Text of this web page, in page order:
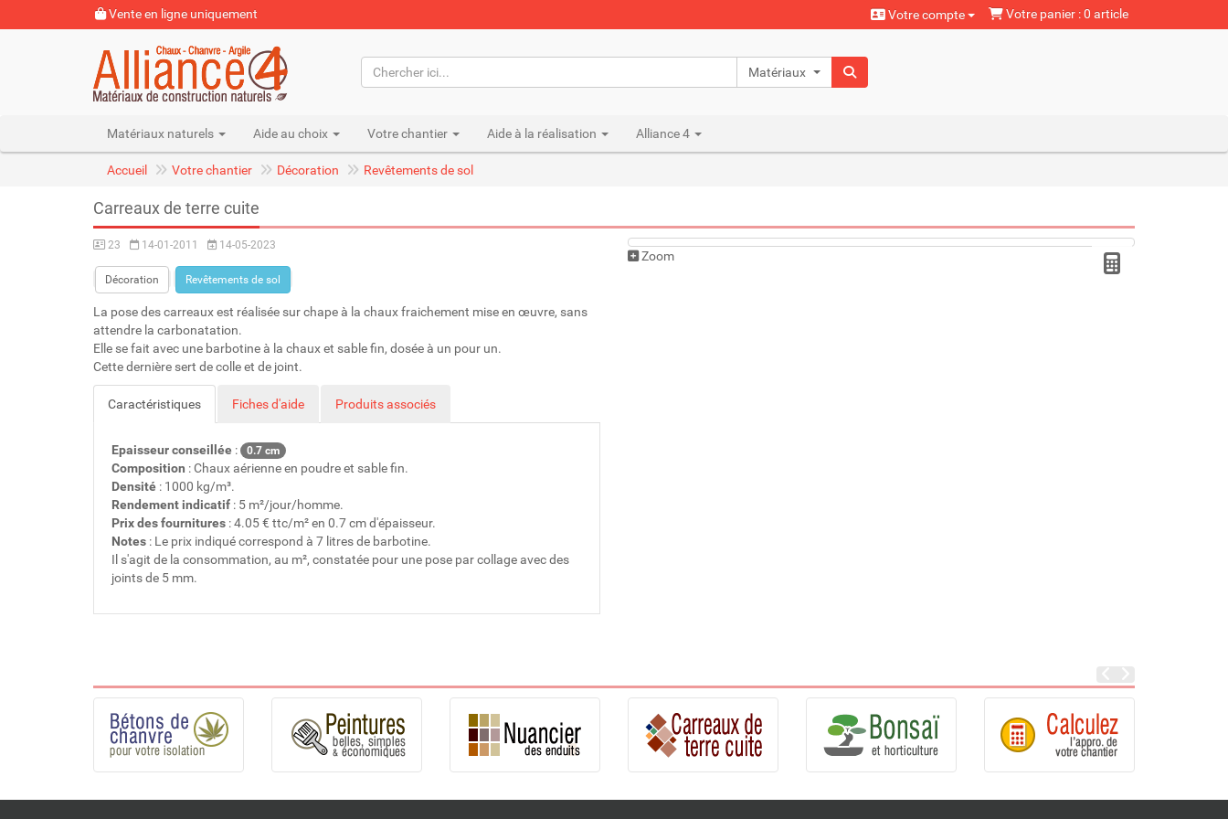
Vente en ligne uniquement Votre compte Votre panier : 0 article
Matériaux naturels
Matériaux naturels Aide au choix Votre chantier Aide à la réalisation Alliance 4
Accueil Votre chantier Décoration Revêtements de sol
Carreaux de terre cuite
23 14-01-2011 14-05-2023
Décoration Revêtements de sol
La pose des carreaux est réalisée sur chape à la chaux fraichement mise en œuvre, sans
attendre la carbonatation.
Elle se fait avec une barbotine à la chaux et sable fin, dosée à un pour un.
Cette dernière sert de colle et de joint.
Caractéristiques Fiches d'aide Produits associés
Epaisseur conseillée : 0.7 cm
Composition : Chaux aérienne en poudre et sable fin.
Densité : 1000 kg/m³.
Rendement indicatif : 5 m²/jour/homme.
Prix des fournitures : 4.05 € ttc/m² en 0.7 cm d'épaisseur.
Notes : Le prix indiqué correspond à 7 litres de barbotine.
Il s'agit de la consommation, au m², constatée pour une pose par collage avec des
joints de 5 mm.
Zoom